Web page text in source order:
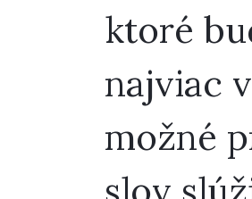
ktoré
najviac
možné